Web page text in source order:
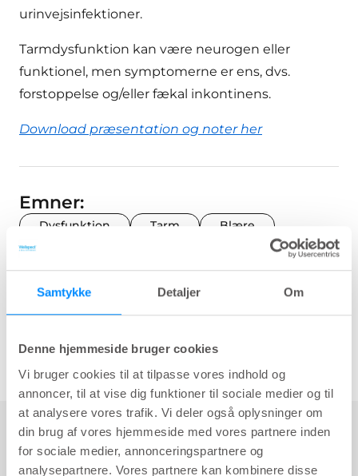
Samtykke Detaljer Om
Denne hjemmeside bruger cookies
Vi bruger cookies til at tilpasse vores indhold og
annoncer, til at vise dig funktioner til sociale medier og til
at analysere vores trafik. Vi deler også oplysninger om
din brug af vores hjemmeside med vores partnere inden
for sociale medier, annonceringspartnere og
analysepartnere. Vores partnere kan kombinere disse
urinvejsinfektioner.
Tarmdysfunktion kan være neurogen eller
funktionel, men symptomerne er ens, dvs.
forstoppelse og/eller fækal inkontinens.
Download præsentation og noter her
Emner:
Dysfunktion Tarm
Blære
key:global.print-this-page
Materiale 2I alt